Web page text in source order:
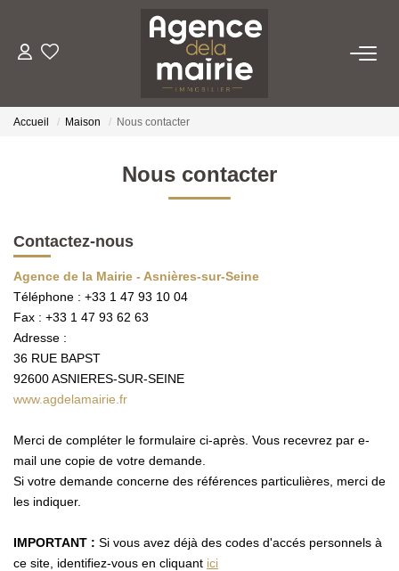
TRANSACTION
ESTIMATION
NOTRE AGENCE
CONTACT
Accueil Maison Nous contacter
Nous contacter
Contactez-nous
Agence de la Mairie - Asnières-sur-Seine
Téléphone : +33 1 47 93 10 04
Fax : +33 1 47 93 62 63
Adresse :
36 RUE BAPST
92600ASNIERES-SUR-SEINE
www.agdelamairie.fr
Merci de compléter le formulaire ci-après. Vous recevrez par e-
mail une copie de votre demande.
Si votre demande concerne des références particulières, merci de
les indiquer.
IMPORTANT : Si vous avez déjà des codes d'accés personnels à
ce site, identifiez-vous en cliquant ici